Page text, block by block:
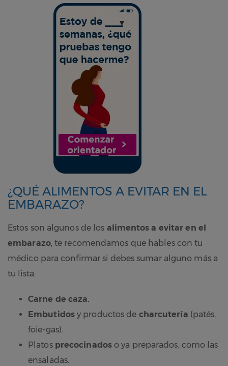
¿QUÉ ALIMENTOS A EVITAR EN EL
EMBARAZO?
Estos son algunos de los alimentos a evitar en el
embarazo, te recomendamos que hables con tu
médico para confirmar si debes sumar alguno más a
tu lista.
Carne de caza.
Embutidosy productos de charcutería (patés,
foie-gas).
Platos precocinadoso ya preparados, como las
ensaladas.